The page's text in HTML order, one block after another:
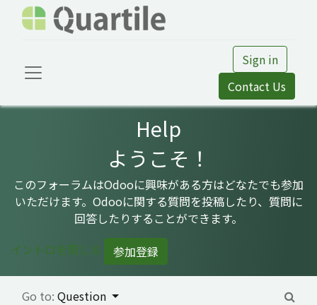
Sign in
Contact Us
Help
ようこそ！
このフォーラムはOdooに興味がある方はどなたでも参加
いただけます。Odooに関する質問を投稿したり、質問に
回答したりすることができます。
イントロを閉じる
参加登録
Go to: Question